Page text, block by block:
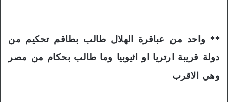
** واحد من عباقرة الهلال طالب بطاقم تحكيم من
دولة قريبة ارتريا او اثيوبيا وما طالب بحكام من مصر
وهي الاقرب